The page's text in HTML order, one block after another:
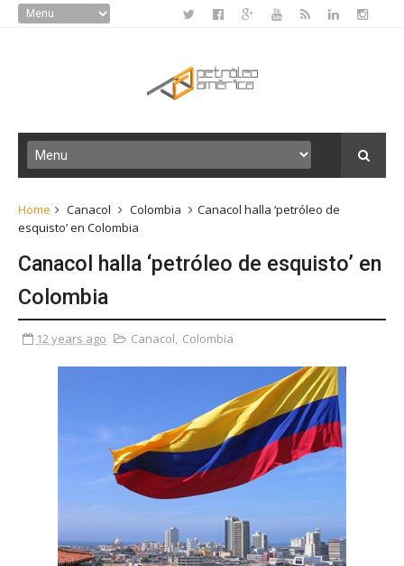
Home Canacol Colombia
Canacol halla ‘petróleo de
esquisto’ en Colombia
Canacol halla ‘petróleo de esquisto’ en
Colombia
12 years ago Canacol, Colombia